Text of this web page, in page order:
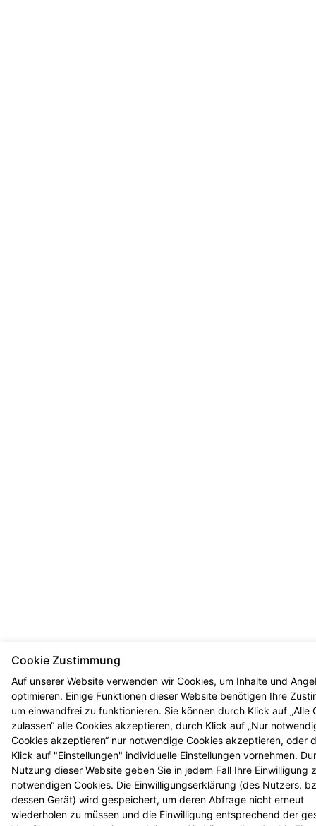
Cookie Zustimmung
Auf unserer Website verwenden wir Cookies, um Inhalte und
optimieren. Einige Funktionen dieser Website benötigen Ihre
um einwandfrei zu funktionieren. Sie können durch Klick auf „Alle
zulassen“ alle Cookies akzeptieren, durch Klick auf „Nur
Cookies akzeptieren“ nur notwendige Cookies akzeptieren, oder
Klick auf "Einstellungen" individuelle Einstellungen vornehmen.
Nutzung dieser Website geben Sie in jedem Fall Ihre Einwilligung
notwendigen Cookies. Die Einwilligungserklärung (des Nutzers,
dessen Gerät) wird gespeichert, um deren Abfrage nicht erneut
wiederholen zu müssen und die Einwilligung entsprechend der